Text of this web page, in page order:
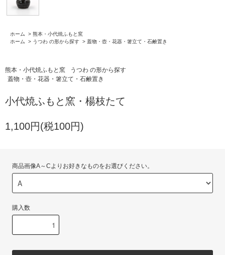
ホーム > 熊本・小代焼ふもと窯
ホーム
> うつわ の形から探す > 蓋物・壺・花器・箸立て・石鹸置き
熊本・小代焼ふもと窯
うつわ の形から探す
蓋物・壺・花器・箸立て・石鹸置き
小代焼ふもと窯・楊枝たて
1,100円(税100円)
商品画像A～Cよりお好きなものをお選びください。
購入数